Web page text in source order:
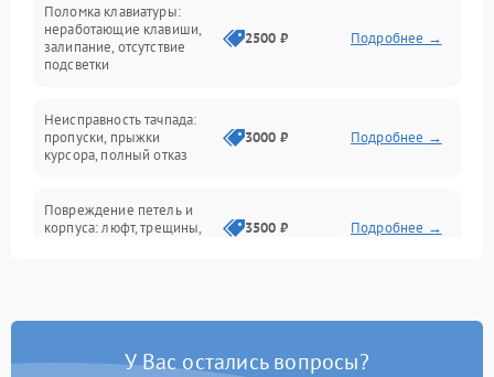
Интерфейсные проблемы
Батарея
Сеть и интернет
Поломка клавиатуры:
неработающие клавиши,
залипание, отсутствие
подсветки
2500 ₽ Подробнее →
Неисправность тачпада:
пропуски, прыжки
курсора, полный отказ
3000 ₽ Подробнее →
Повреждение петель и
корпуса: люфт, трещины,
3500 ₽ Подробнее →
быстрая разрядка,
2500 ₽ Подробнее →
У Вас остались вопросы?